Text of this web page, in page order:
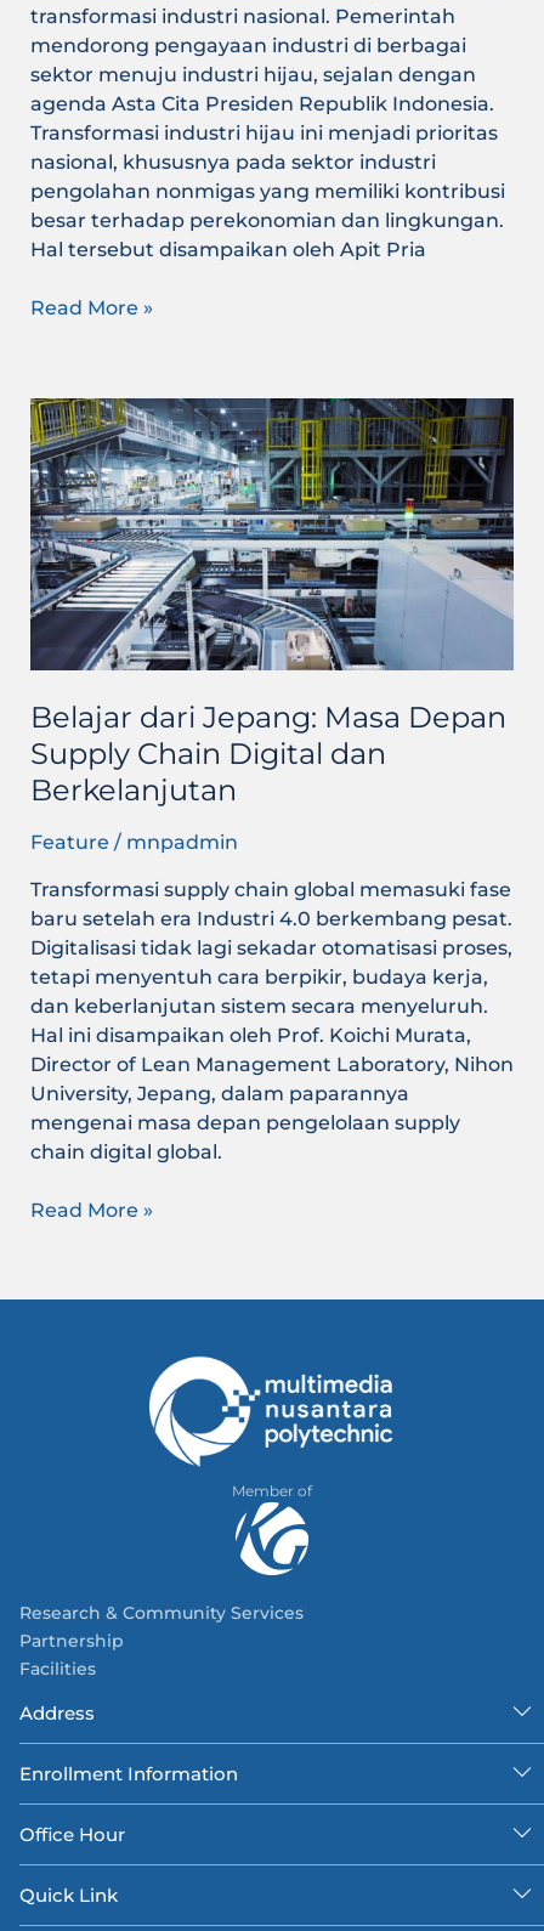
transformasi industri nasional. Pemerintah
mendorong pengayaan industri di berbagai
sektor menuju industri hijau, sejalan dengan
agenda Asta Cita Presiden Republik Indonesia.
Transformasi industri hijau ini menjadi prioritas
nasional, khususnya pada sektor industri
pengolahan nonmigas yang memiliki kontribusi
besar terhadap perekonomian dan lingkungan.
Hal tersebut disampaikan oleh Apit Pria
Read More »
Belajar dari Jepang: Masa Depan
Supply Chain Digital dan
Berkelanjutan
Feature / mnpadmin
Transformasi supply chain global memasuki fase
baru setelah era Industri 4.0 berkembang pesat.
Digitalisasi tidak lagi sekadar otomatisasi proses,
tetapi menyentuh cara berpikir, budaya kerja,
dan keberlanjutan sistem secara menyeluruh.
Hal ini disampaikan oleh Prof. Koichi Murata,
Director of Lean Management Laboratory, Nihon
University, Jepang, dalam paparannya
mengenai masa depan pengelolaan supply
chain digital global.
Belajar
dari
Jepang:
Masa
Depan
Supply
Chain
Digital
dan
Berkelanjutan
Read More »
Member of
Research & Community Services
Partnership
Facilities
Address
Enrollment Information
Office Hour
Quick Link